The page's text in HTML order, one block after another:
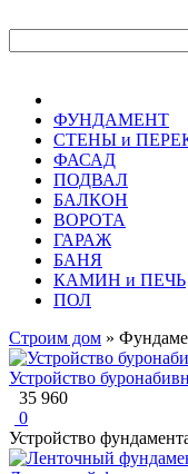
ФУНДАМЕНТ
СТЕНЫ и
ФАСАД
ПОДВАЛ
БАЛКОН
ВОРОТА
ГАРАЖ
БАНЯ
КАМИН и ПЕЧЬ
ПОЛ
Строим дом »
Устройство
35 960
0
Устройство